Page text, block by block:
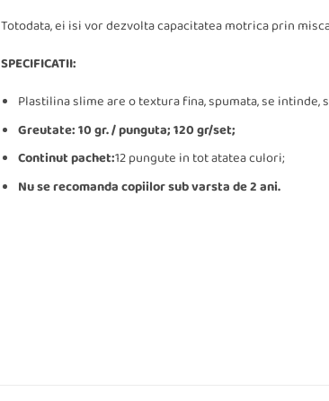
Totodata, ei isi vor dezvolta capacitatea motrica prin
SPECIFICATII:
Plastilina slime are o textura fina, spumata, se
Greutate: 10 gr. / punguta; 120 gr/set;
Continut pachet:12 pungute in tot atatea culori;
Nu se recomanda copiilor sub varsta de 2 ani.